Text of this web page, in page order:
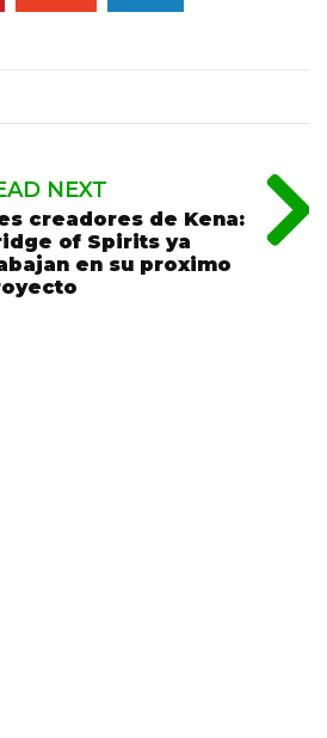
NEXT
creadores de Kena:
of Spirits ya
en su proximo